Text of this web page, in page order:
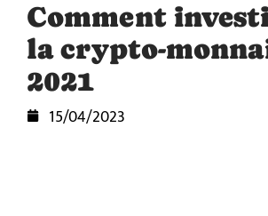
Comment
la crypto-
2021
15/04/2023